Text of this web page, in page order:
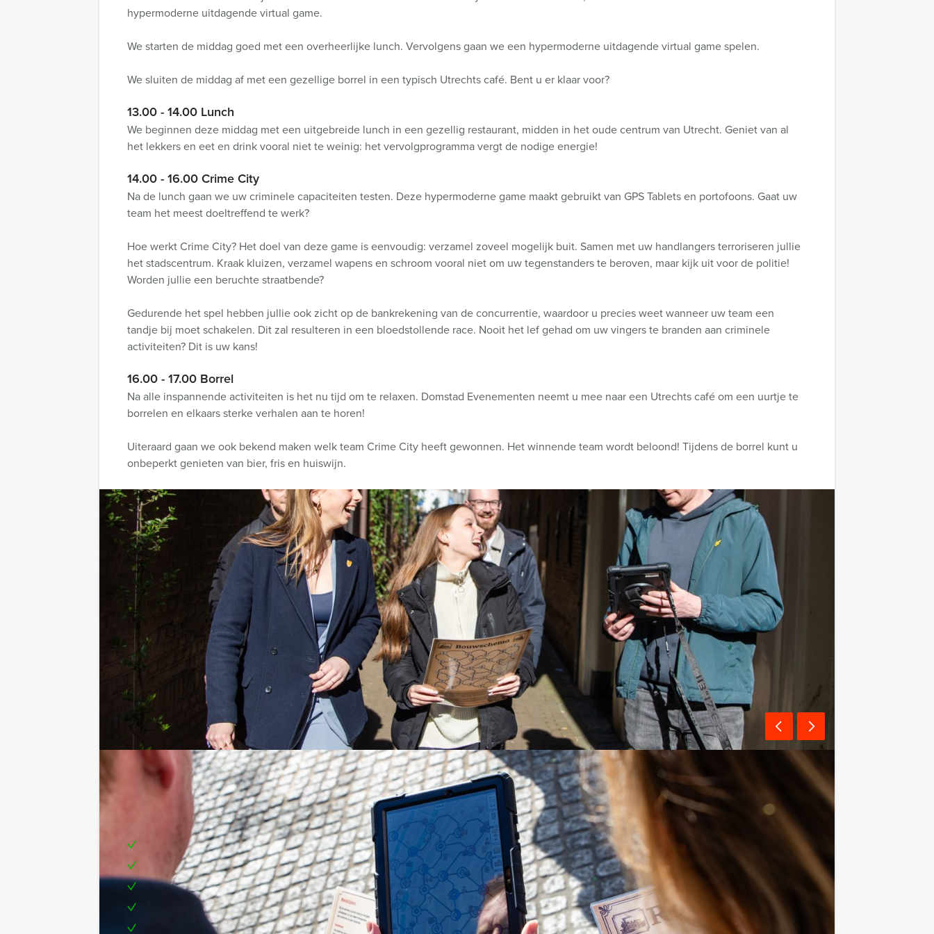
hypermoderne uitdagende virtual game.
We starten de middag goed met een overheerlijke lunch. Vervolgens gaan we een hypermoderne uitdagende virtual game spelen.
We sluiten de middag af met een gezellige borrel in een typisch Utrechts café. Bent u er klaar voor?
13.00 - 14.00 Lunch
We beginnen deze middag met een uitgebreide lunch in een gezellig restaurant, midden in het oude centrum van Utrecht. Geniet van al
het lekkers en eet en drink vooral niet te weinig: het vervolgprogramma vergt de nodige energie!
14.00 - 16.00 Crime City
Na de lunch gaan we uw criminele capaciteiten testen. Deze hypermoderne game maakt gebruikt van GPS Tablets en portofoons. Gaat uw
team het meest doeltreffend te werk?
Hoe werkt Crime City? Het doel van deze game is eenvoudig: verzamel zoveel mogelijk buit. Samen met uw handlangers terroriseren jullie
het stadscentrum. Kraak kluizen, verzamel wapens en schroom vooral niet om uw tegenstanders te beroven, maar kijk uit voor de politie!
Worden jullie een beruchte straatbende?
Gedurende het spel hebben jullie ook zicht op de bankrekening van de concurrentie, waardoor u precies weet wanneer uw team een
tandje bij moet schakelen. Dit zal resulteren in een bloedstollende race. Nooit het lef gehad om uw vingers te branden aan criminele
activiteiten? Dit is uw kans!
16.00 - 17.00 Borrel
Na alle inspannende activiteiten is het nu tijd om te relaxen. Domstad Evenementen neemt u mee naar een Utrechts café om een uurtje te
borrelen en elkaars sterke verhalen aan te horen!
Uiteraard gaan we ook bekend maken welk team Crime City heeft gewonnen. Het winnende team wordt beloond! Tijdens de borrel kunt u
onbeperkt genieten van bier, fris en huiswijn.
Inclusief:
Uitgebreide lunch naar keuze
Enthousiaste begeleiding
Tablets en portofoons
1 uur onbeperkt bier, fris en huiswijn
Te boeken op uw gewenste dag en tijdstip!